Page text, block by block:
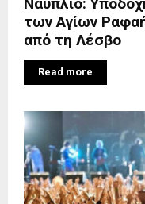
Ναύπλιο:
των Αγίων
από τη Λέσβο
Read more